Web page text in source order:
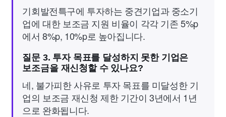
기회발전특구에 투자하는 중견기업과 중소기
업에 대한 보조금 지원 비율이 각각 기존 5%p
에서 8%p, 10%p로 높아집니다.
질문 3. 투자 목표를 달성하지 못한 기업은
보조금을 재신청할 수 있나요?
네, 불가피한 사유로 투자 목표를 미달성한 기
업의 보조금 재신청 제한 기간이 3년에서 1년
으로 완화됩니다.